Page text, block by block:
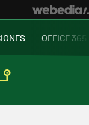
OFFICE 365